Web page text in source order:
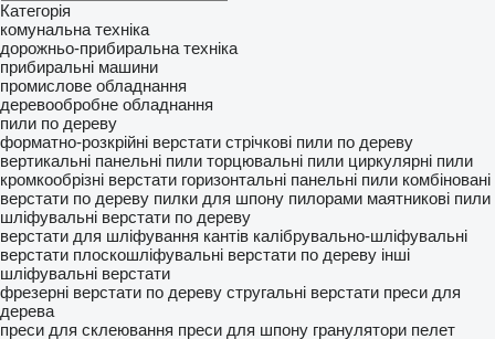
Категорія
комунальна техніка
дорожньо-прибиральна техніка
прибиральні машини
промислове обладнання
деревообробне обладнання
пили по дереву
форматно-розкрійні верстати стрічкові пили по дереву
вертикальні панельні пили торцювальні пили циркулярні пили
кромкообрізні верстати горизонтальні панельні пили комбіновані
верстати по дереву пилки для шпону пилорами маятникові пили
шліфувальні верстати по дереву
верстати для шліфування кантів калібрувально-шліфувальні
верстати плоскошліфувальні верстати по дереву інші
шліфувальні верстати
фрезерні верстати по дереву стругальні верстати преси для
дерева
преси для склеювання преси для шпону гранулятори пелет